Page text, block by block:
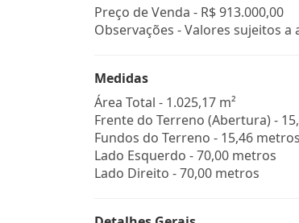
Preço de Venda - R$ 913.000,00
Observações - Valores sujeitos a
Medidas
Área Total - 1.025,17 m²
Frente do Terreno (Abertura) -
Fundos do Terreno - 15,46 metros
Lado Esquerdo - 70,00 metros
Lado Direito - 70,00 metros